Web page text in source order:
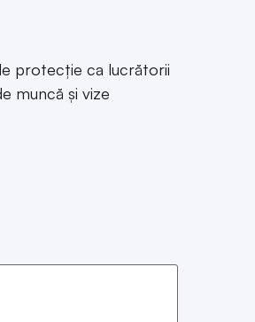
protecție ca lucrătorii
muncă și vize